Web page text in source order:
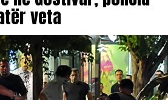
veta